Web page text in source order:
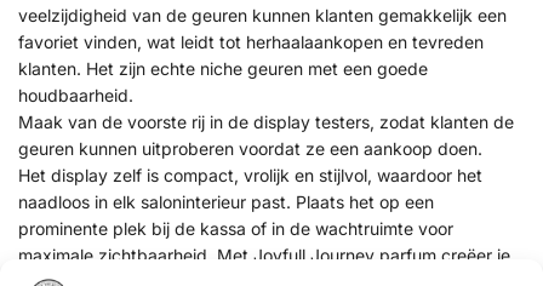
veelzijdigheid van de geuren kunnen klanten gemakkelijk een
favoriet vinden, wat leidt tot herhaalaankopen en tevreden
klanten. Het zijn echte niche geuren met een goede
houdbaarheid.
Maak van de voorste rij in de display testers, zodat klanten de
geuren kunnen uitproberen voordat ze een aankoop doen.
Het display zelf is compact, vrolijk en stijlvol, waardoor het
naadloos in elk saloninterieur past. Plaats het op een
prominente plek bij de kassa of in de wachtruimte voor
maximale zichtbaarheid. Met Joyfull Journey parfum creëer je
niet alleen een aangename geurbeleving in je salon, maar ook